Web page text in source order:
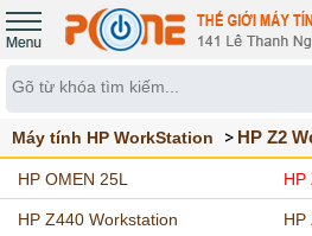
Máy tính HP WorkStation HP Z2
HP OMEN 25L HP
HP Z440 Workstation HP